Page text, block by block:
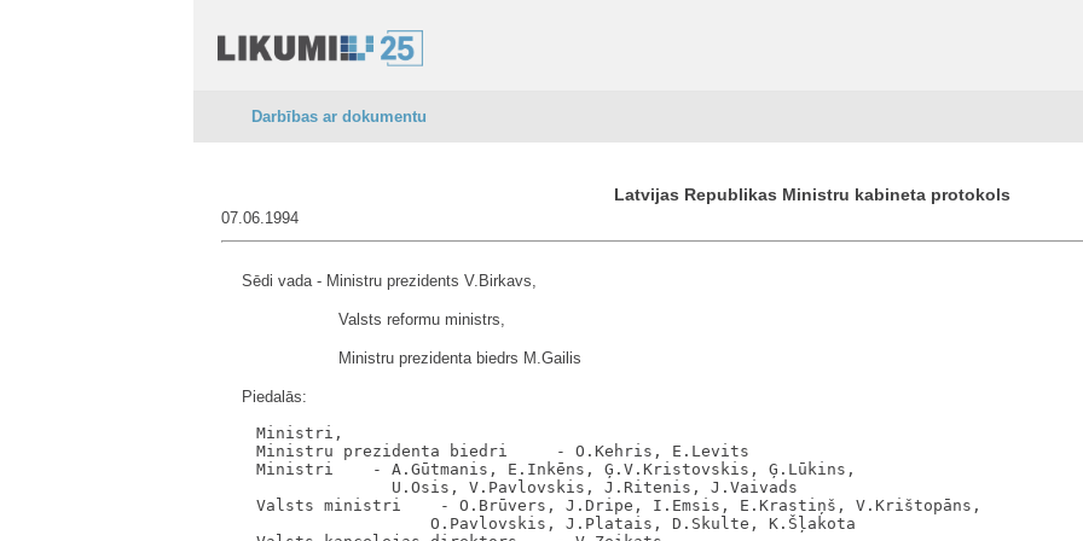
Darbības ar dokumentu
Latvijas Republikas Ministru kabineta protokols
07.06.1994
Sēdi vada - Ministru prezidents V.Birkavs,
Valsts reformu ministrs,
Ministru prezidenta biedrs M.Gailis
Piedalās:
    Ministri,
    Ministru prezidenta biedri     - O.Kehris, E.Levits
    Ministri    - A.Gūtmanis, E.Inkēns, Ģ.V.Kristovskis, Ģ.Lūkins,
                  U.Osis, V.Pavlovskis, J.Ritenis, J.Vaivads
    Valsts ministri    - O.Brūvers, J.Dripe, I.Emsis, E.Krastiņš, V.Krištopāns,
                      O.Pavlovskis, J.Platais, D.Skulte, K.Šļakota